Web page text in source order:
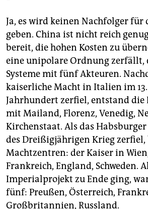
Ja, es wird keinen Nachfolger für
geben. China ist nicht reich
bereit, die hohen Kosten zu
eine unipolare Ordnung zerfällt,
Systeme mit fünf Akteuren.
kaiserliche Macht in Italien im 13.
Jahrhundert zerfiel, entstand die
mit Mailand, Florenz, Venedig,
Kirchenstaat. Als das Habsburger
des Dreißigjährigen Krieg
Machtzentren: der Kaiser in
Frankreich, England, Schweden.
Imperialprojekt zu Ende ging,
fünf: Preußen, Österreich,
Großbritannien, Russland.